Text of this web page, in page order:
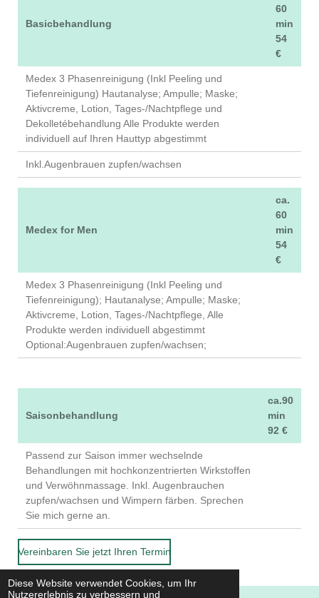
Diese Website verwendet Cookies, um Ihr
Nutzererlebnis zu verbessern und
Basicbehandlung
60
min
54
€
Medex 3 Phasenreinigung (Inkl Peeling und
Tiefenreinigung) Hautanalyse; Ampulle; Maske;
Aktivcreme, Lotion, Tages-/Nachtpflege und
Dekolletébehandlung Alle Produkte werden
individuell auf Ihren Hauttyp abgestimmt
Inkl.Augenbrauen zupfen/wachsen
Medex for Men
ca.
60
min
54
€
Medex 3 Phasenreinigung (Inkl Peeling und
Tiefenreinigung); Hautanalyse; Ampulle; Maske;
Aktivcreme, Lotion, Tages-/Nachtpflege, Alle
Produkte werden individuell abgestimmt
Optional:Augenbrauen zupfen/wachsen;
Saisonbehandlung
ca.90
min
92 €
Passend zur Saison immer wechselnde
Behandlungen mit hochkonzentrierten Wirkstoffen
und Verwöhnmassage. Inkl. Augenbrauchen
zupfen/wachsen und Wimpern färben. Sprechen
Sie mich gerne an.
Vereinbaren Sie jetzt Ihren Termin